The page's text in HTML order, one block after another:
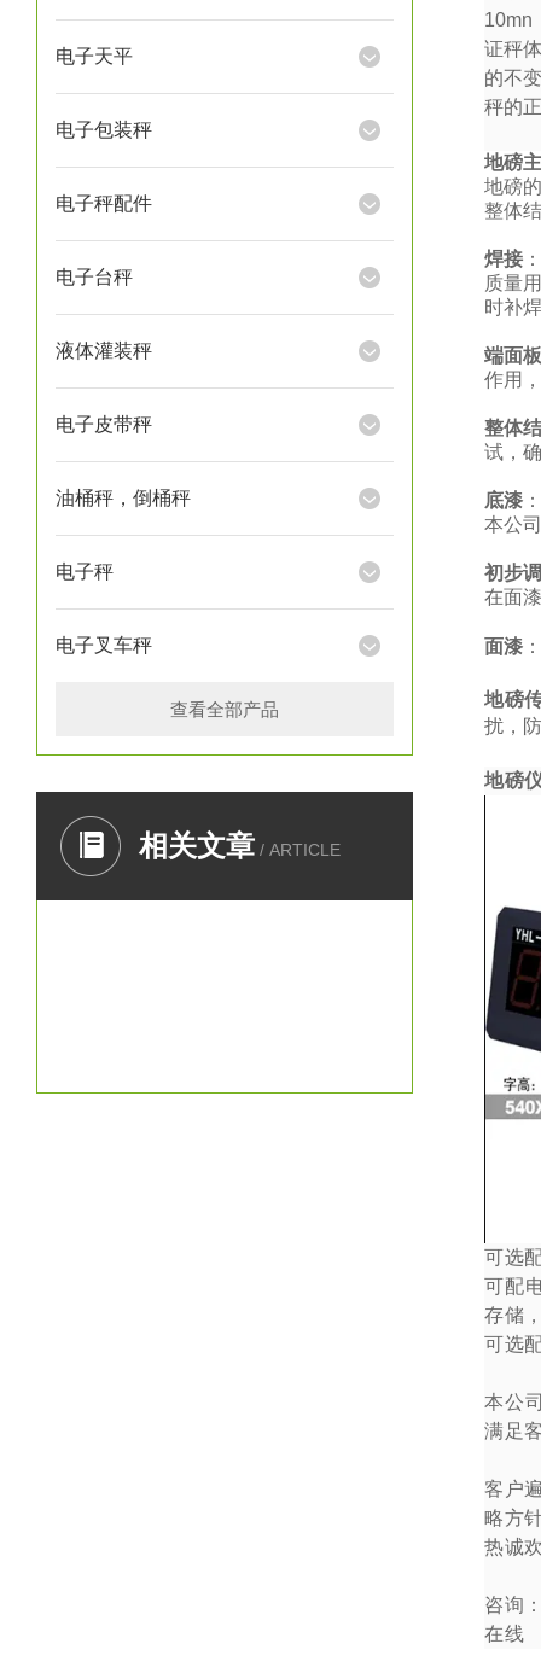
电子天平
电子包装秤
电子秤配件
电子台秤
液体灌装秤
电子皮带秤
油桶秤，倒桶秤
电子秤
电子叉车秤
查看全部产品
相关文章 / ARTICLE
10mn
证秤
的不
秤的
地磅
地磅
整体
焊接
质量
时补
端面
作用
整体
试，
底漆
本公
初步
在面
面漆 ：
地磅
扰，
地磅
可选
可配
存储
可选
本公
满足
客户
略方
热诚
咨询
在线